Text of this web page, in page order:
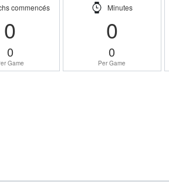
commencés
0
0
Game
Minutes
0
0
Per Game